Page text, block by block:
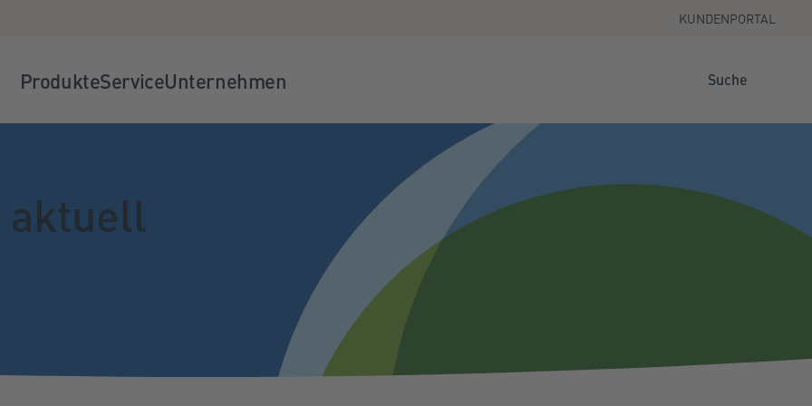
KUNDENPORTAL
ProdukteServiceUnternehmen Suche
aktuell